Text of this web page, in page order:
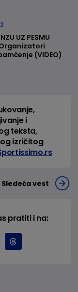
2
UZ PESMU
Organizatori
(VIDEO)
i
teksta,
izričitog
Sledeća vest
pratiti i na: